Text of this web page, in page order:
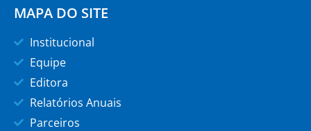
MAPA DO SITE
Institucional
Equipe
Editora
Relatórios Anuais
Parceiros